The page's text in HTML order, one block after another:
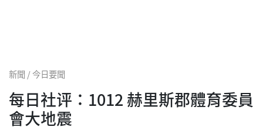
新聞 / 今日要聞
每日社评：1012 赫里斯郡體育委員
會大地震